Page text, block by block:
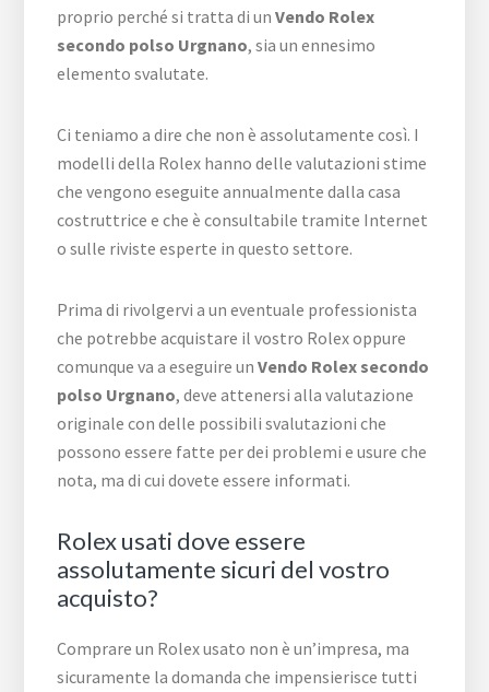
proprio perché si tratta di unVendo Rolex
secondo polso Urgnano, sia un ennesimo
elemento svalutate.
Ci teniamo a dire che non è assolutamente così. I
modelli della Rolex hanno delle valutazioni stime
che vengono eseguite annualmente dalla casa
costruttrice e che è consultabile tramite Internet
o sulle riviste esperte in questo settore.
Prima di rivolgervi a un eventuale professionista
che potrebbe acquistare il vostro Rolex oppure
comunque va a eseguire unVendo Rolex secondo
polso Urgnano, deve attenersi alla valutazione
originale con delle possibili svalutazioni che
possono essere fatte per dei problemi e usure che
nota, ma di cui dovete essere informati.
Rolex usati dove essere
assolutamente sicuri del vostro
acquisto?
Comprare un Rolex usato non è un’impresa, ma
sicuramente la domanda che impensierisce tutti